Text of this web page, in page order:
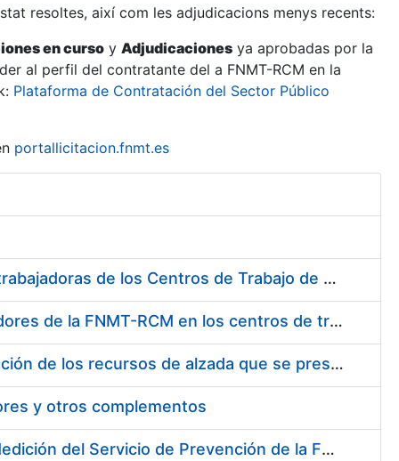
resoltes, així com les adjudicacions menys recents:
en curso y Adjudicaciones ya aprobadas por la
al perfil del contratante del a FNMT-RCM en la
Plataforma de Contratación del Sector Público
portallicitacion.fnmt.es
Suministro de Protectores Auditivos a medida para las personas trabajadoras de los Centros de Trabajo de Madrid y Burgos
Suministro de gafas graduadas antiproyecciones para los trabajadores de la FNMT-RCM en los centros de trabajo de Madrid y Burgos
Servicios de una empresa externa para el asesoramiento y resolución de los recursos de alzada que se presentan relacionados con procesos de selección para la FNMT-RCM
y otros complementos
Servicio de Calibración y Verificación Externa de los Equipos de Medición del Servicio de Prevención de la FNMT-RCM